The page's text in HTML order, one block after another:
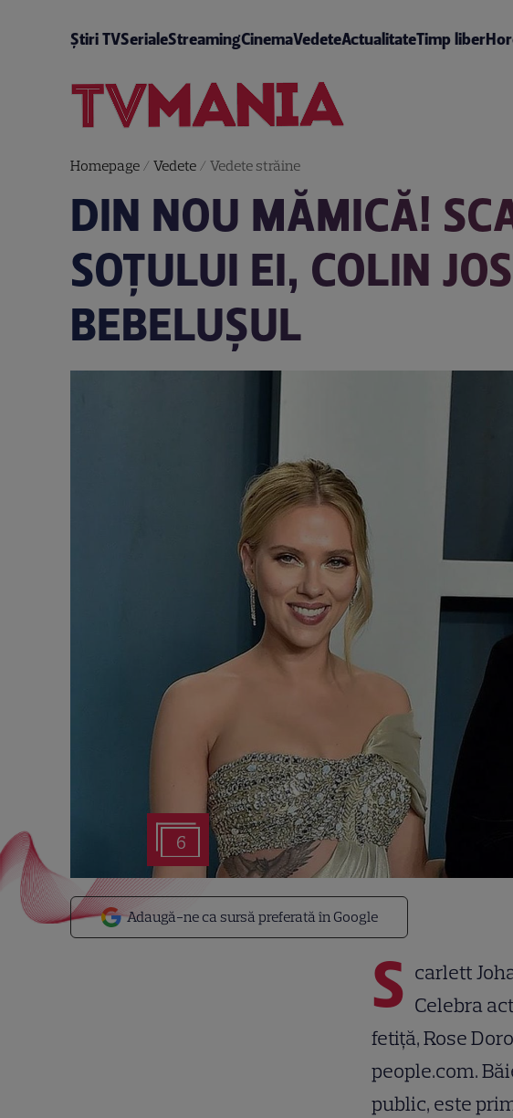
Știri TVSerialeStreamingCinemaVedeteActualitateTimp liber
Homepage/ Vedete/ Vedete străine
DIN NOU MĂMICĂ!
SOȚULUI EI, COLIN
BEBELUȘUL
6
Adaugă-ne ca sursă preferată în Google
S carlett
Celebra
fetiță, Rose
people.com.
public, este